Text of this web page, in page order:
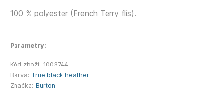
100 % polyester (French Terry flís).
Parametry:
Kód zboží: 1003744
Barva: True black heather
Značka: Burton